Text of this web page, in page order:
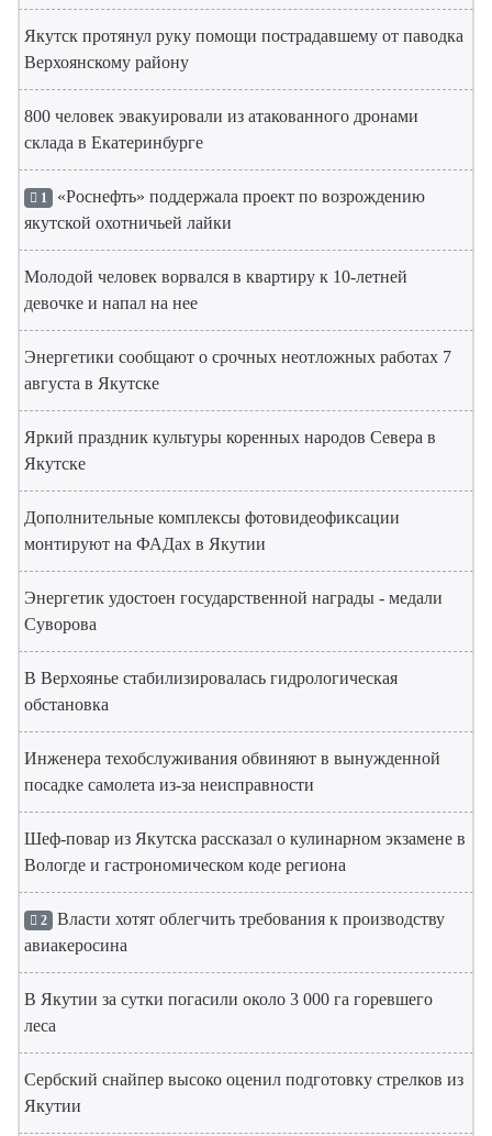
Якутск протянул руку помощи пострадавшему от паводка
Верхоянскому району
800 человек эвакуировали из атакованного дронами
склада в Екатеринбурге
1 «Роснефть» поддержала проект по возрождению
якутской охотничьей лайки
Молодой человек ворвался в квартиру к 10-летней
девочке и напал на нее
Энергетики сообщают о срочных неотложных работах 7
августа в Якутске
Яркий праздник культуры коренных народов Севера в
Якутске
Дополнительные комплексы фотовидеофиксации
монтируют на ФАДах в Якутии
Энергетик удостоен государственной награды - медали
Суворова
В Верхоянье стабилизировалась гидрологическая
обстановка
Инженера техобслуживания обвиняют в вынужденной
посадке самолета из-за неисправности
Шеф-повар из Якутска рассказал о кулинарном экзамене в
Вологде и гастрономическом коде региона
2 Власти хотят облегчить требования к производству
авиакеросина
В Якутии за сутки погасили около 3 000 га горевшего
леса
Сербский снайпер высоко оценил подготовку стрелков из
Якутии